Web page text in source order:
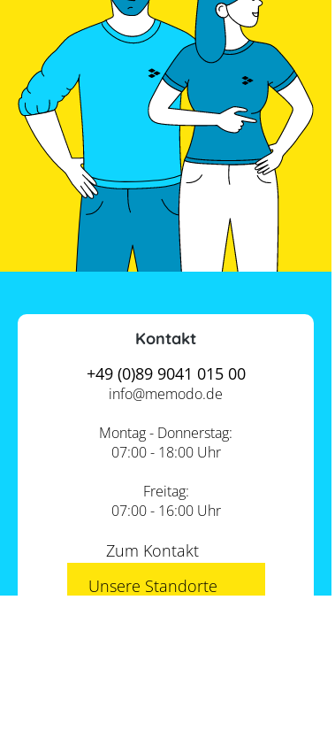
Kontakt
+49 (0)89 9041 015 00
info@memodo.de
Montag - Donnerstag:
07:00 - 18:00 Uhr
Freitag:
07:00 - 16:00 Uhr
Zum Kontakt
Unsere Standorte